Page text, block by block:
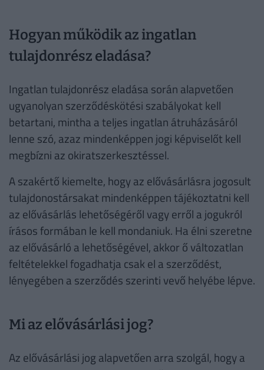
Hogyan működik az ingatlan
tulajdonrész eladása?
Ingatlan tulajdonrész eladása során alapvetően
ugyanolyan szerződéskötési szabályokat kell
betartani, mintha a teljes ingatlan átruházásáról
lenne szó, azaz mindenképpen jogi képviselőt kell
megbízni az okiratszerkesztéssel.
A szakértő kiemelte, hogy az elővásárlásra jogosult
tulajdonostársakat mindenképpen tájékoztatni kell
az elővásárlás lehetőségéről vagy erről a jogukról
írásos formában le kell mondaniuk. Ha élni szeretne
az elővásárló a lehetőségével, akkor ő változatlan
feltételekkel fogadhatja csak el a szerződést,
lényegében a szerződés szerinti vevő helyébe lépve.
Mi az elővásárlási jog?
Az elővásárlási jog alapvetően arra szolgál, hogy a